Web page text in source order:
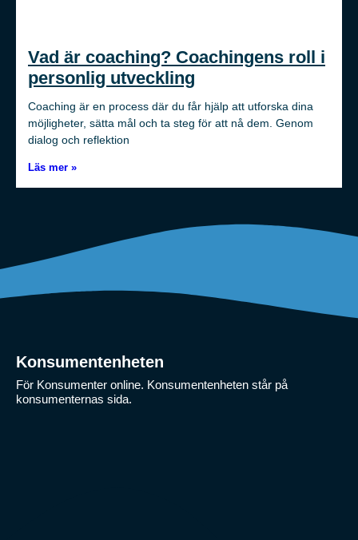
Vad är coaching? Coachingens roll i
personlig utveckling
Coaching är en process där du får hjälp att utforska dina
möjligheter, sätta mål och ta steg för att nå dem. Genom
dialog och reflektion
Läs mer »
Konsumentenheten
För Konsumenter online. Konsumentenheten står på
konsumenternas sida.